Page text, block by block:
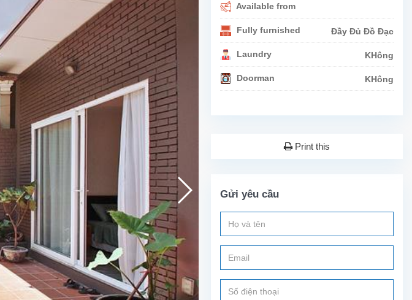
Available from
Fully furnished Đầy Đủ Đồ Đạc
Laundry KHông
Doorman KHông
Print this
Gửi yêu cầu